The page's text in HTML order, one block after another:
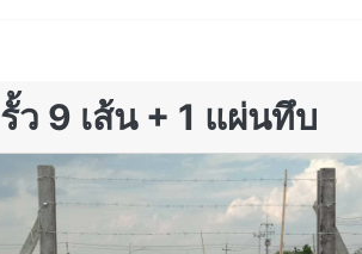
รั้ว 9 เส้น + 1 แผ่นทึบ